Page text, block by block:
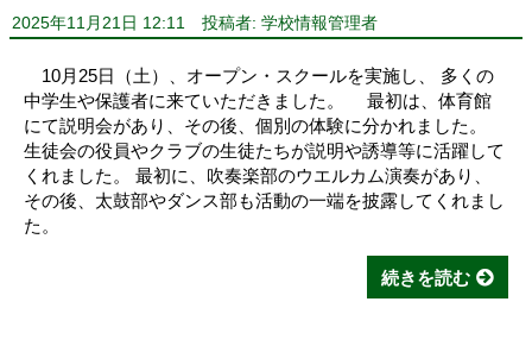
2025年11月21日 12:11 投稿者: 学校情報管理者
10月25日（土）、オープン・スクールを実施し、 多くの
中学生や保護者に来ていただきました。 最初は、体育館
にて説明会があり、その後、個別の体験に分かれました。
生徒会の役員やクラブの生徒たちが説明や誘導等に活躍して
くれました。 最初に、吹奏楽部のウエルカム演奏があり、
その後、太鼓部やダンス部も活動の一端を披露してくれまし
た。
続きを読む